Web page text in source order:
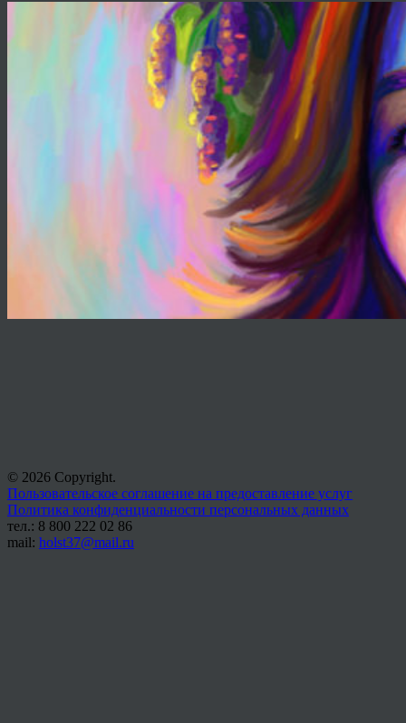
© 2026 Copyright.
Пользовательское соглашение на предоставление услуг
Политика конфиденциальности персональных данных
тел.: 8 800 222 02 86
mail: holst37@mail.ru